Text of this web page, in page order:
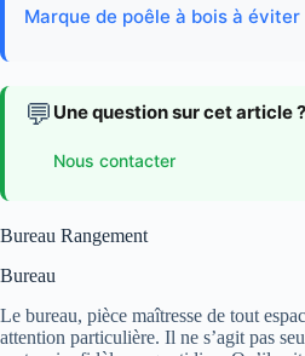
Marque de poêle à bois à éviter
💬 Une question sur cet article ?
Nous contacter
Bureau Rangement
Bureau
Le bureau, pièce maîtresse de tout
attention particulière. Il ne s’agit pas